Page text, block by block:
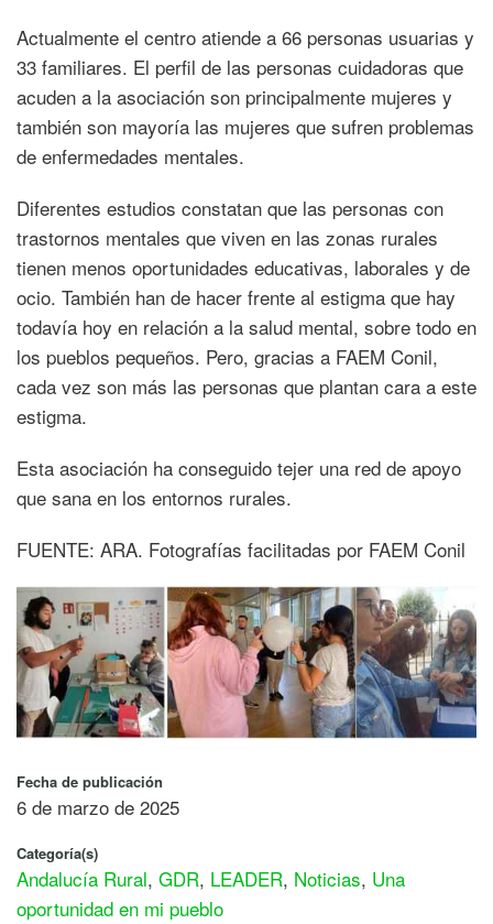
Actualmente el centro atiende a 66 personas usuarias y
33 familiares. El perfil de las personas cuidadoras que
acuden a la asociación son principalmente mujeres y
también son mayoría las mujeres que sufren problemas
de enfermedades mentales.
Diferentes estudios constatan que las personas con
trastornos mentales que viven en las zonas rurales
tienen menos oportunidades educativas, laborales y de
ocio. También han de hacer frente al estigma que hay
todavía hoy en relación a la salud mental, sobre todo en
los pueblos pequeños. Pero, gracias a FAEM Conil,
cada vez son más las personas que plantan cara a este
estigma.
Esta asociación ha conseguido tejer una red de apoyo
que sana en los entornos rurales.
FUENTE: ARA. Fotografías facilitadas por FAEM Conil
Fecha de publicación
6 de marzo de 2025
Categoría(s)
Andalucía Rural, GDR, LEADER, Noticias, Una
oportunidad en mi pueblo